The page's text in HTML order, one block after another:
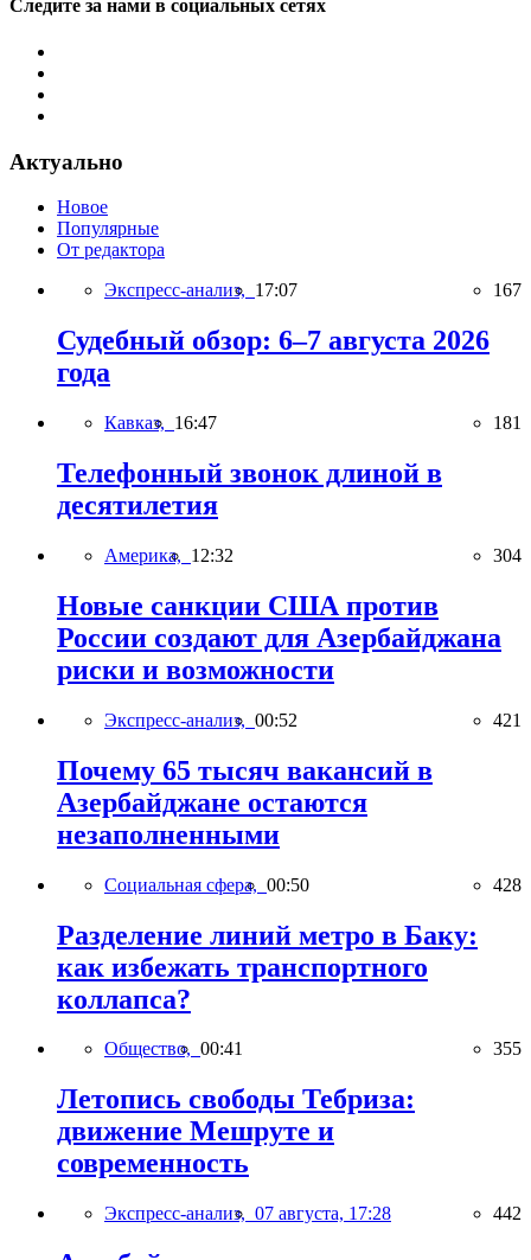
Следите за нами в социальных сетях
Актуально
Новое
Популярные
От редактора
Экспресс-анализ, 17:07 167
Судебный обзор: 6–7 августа 2026
года
Кавказ, 16:47 181
Телефонный звонок длиной в
десятилетия
Америка, 12:32 304
Новые санкции США против
России создают для Азербайджана
риски и возможности
Экспресс-анализ, 00:52 421
Почему 65 тысяч вакансий в
Азербайджане остаются
незаполненными
Социальная сфера, 00:50 428
Разделение линий метро в Баку:
как избежать транспортного
коллапса?
Общество, 00:41 355
Летопись свободы Тебриза:
движение Мешруте и
современность
Экспресс-анализ, 07 августа, 17:28 442